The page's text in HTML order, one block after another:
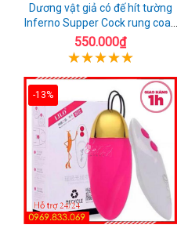
Dương vật giả có đế hít tường
Inferno Supper Cock rung coay
7 chế độ
550.000₫
-13%